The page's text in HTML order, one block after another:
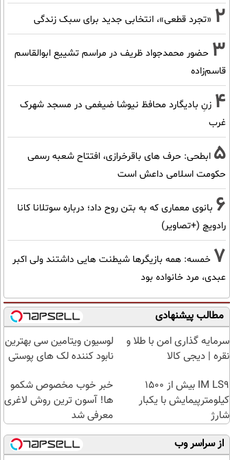
2 «تجرد قطعی»، انتخابی جدید برای سبک زندگی
3 حضور محمدجواد ظریف در مراسم تشییع ابوالقاسم
قاسم‌زاده
4 زنِ بادیگارد محافظ نیوشا ضیغمی در مسجد شهرک
غرب
5 ابطحی: حرف های باقرخرازی، افتتاح شعبه رسمی
حکومت اسلامی داعش است
6 بانوی معماری که به بتن روح داد؛ درباره سوتلانا کانا
رادویچ (+تصاویر)
7 خمسه: همه بازیگرها شیطنت هایی داشتند ولی اکبر
عبدی، مرد خانواده بود
مطالب پیشنهادی
سرمایه گذاری امن با طلا و
نقره | دیجی کالا
لوسیون ویتامین سی بهترین
نابود کننده لک های پوستی
IM LS9 بیش از 1500
کیلومترپیمایش با یکبار
شارژ
خبر خوب مخصوص شکمو
ها! آسون ترین روش لاغری
معرفی شد
از سراسر وب